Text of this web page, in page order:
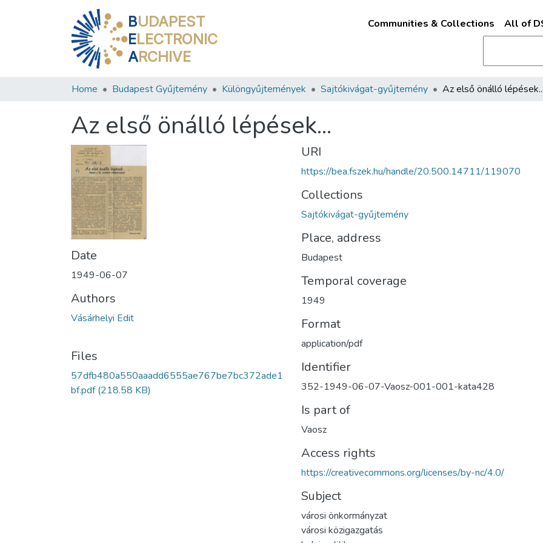
BUDAPEST
ELECTRONIC
ARCHIVE
Communities & Collections All of
Home Budapest Gyűjtemény Különgyűjtemények Sajtókivágat-gyűjtemény Az első önálló
Az első önálló lépések...
Date
1949-06-07
Authors
Vásárhelyi Edit
Files
57dfb480a550aaadd6555ae767be7bc372ade1
bf.pdf(218.58 KB)
URI
https://bea.fszek.hu/handle/20.500.14711/119070
Collections
Sajtókivágat-gyűjtemény
Place, address
Budapest
Temporal coverage
1949
Format
application/pdf
Identifier
352-1949-06-07-Vaosz-001-001-kata428
Is part of
Vaosz
Access rights
https://creativecommons.org/licenses/by-nc/4.0/
Subject
városi önkormányzat
városi közigazgatás